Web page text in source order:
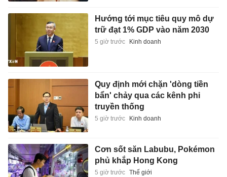
Hướng tới mục tiêu quy mô dự
trữ đạt 1% GDP vào năm 2030
5 giờ trước Kinh doanh
Quy định mới chặn 'dòng tiền
bẩn' chảy qua các kênh phi
truyền thống
5 giờ trước Kinh doanh
Cơn sốt săn Labubu, Pokémon
phủ khắp Hong Kong
5 giờ trước Thế giới